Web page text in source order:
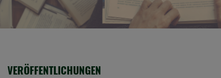
VERÖFFENTLICHUNGEN